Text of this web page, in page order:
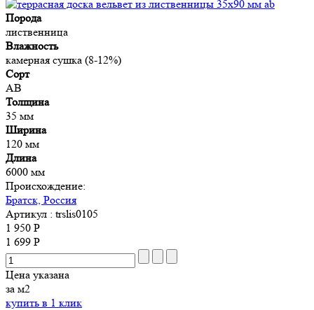
Порода
лиственница
Влажность
камерная сушка (8-12%)
Сорт
AB
Толщина
35 мм
Ширина
120 мм
Длина
6000 мм
Происхождение:
Братск, Россия
Артикул : trslis0105
1 950 Р
1 699 Р
Цена указана
за м2
купить в 1 клик